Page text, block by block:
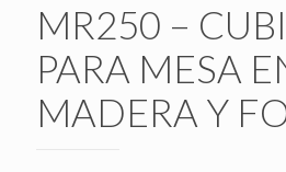
MR250 –
PARA MESA
MADERA Y